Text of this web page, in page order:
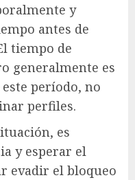
y
antes de
tiempo de
generalmente es
período, no
perfiles.
es
y esperar el
evadir el bloqueo